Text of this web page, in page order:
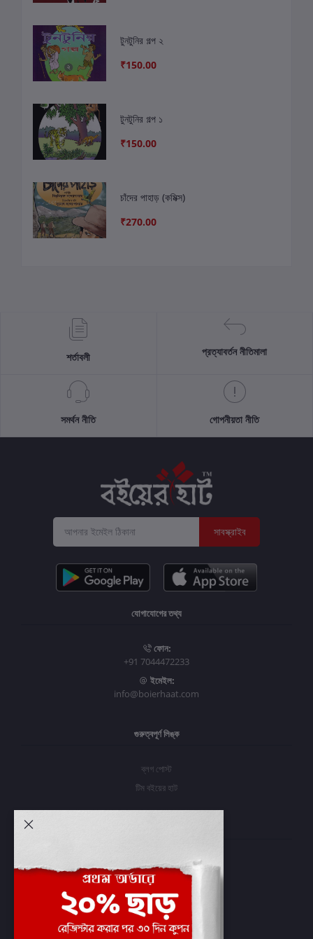
টুনটুনির গল্প ২
₹150.00
টুনটুনির গল্প ১
₹150.00
চাঁদের পাহাড় (কমিক্স)
₹270.00
শর্তাবলী প্রত্যাবর্তন নীতিমালা
সমর্থন নীতি গোপনীয়তা নীতি
সাবস্ক্রাইব
যোগাযোগের তথ্য
ফোন:
+91 7044472233
ইমেইল:
info@boierhaat.com
গুরুত্বপূর্ণ লিঙ্ক
ব্লগ পোস্ট
টিম বইয়ের হাট
প্রবেশ করুন
অর্ডার ইতিহাস
আমার ইচ্ছাগুলি
অর্ডার ট্র্যাকিং